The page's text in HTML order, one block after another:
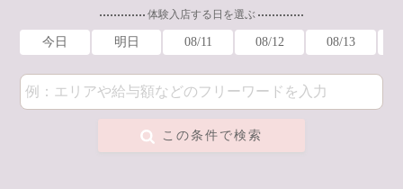
体験入店する日を選ぶ
今日 明日 08/11 08/12 08/13
この条件で検索